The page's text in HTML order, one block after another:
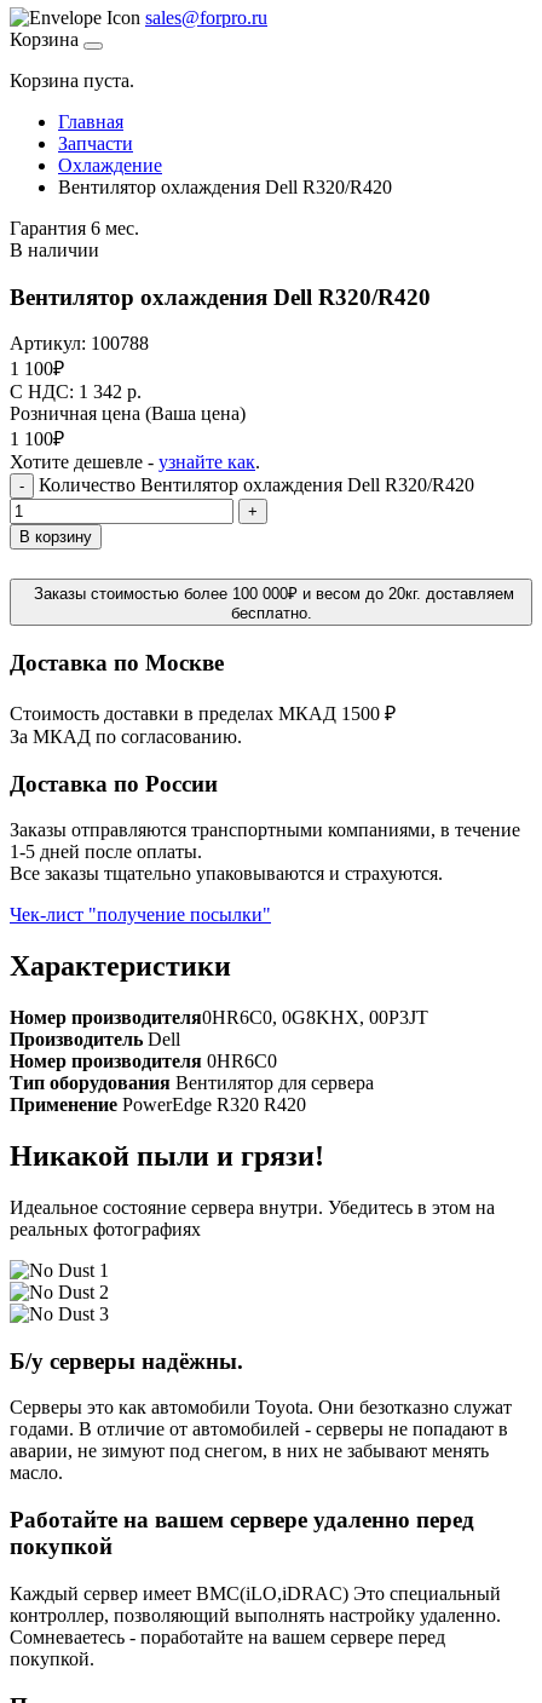
sales@forpro.ru
Корзина
Корзина пуста.
Главная
Запчасти
Охлаждение
Вентилятор охлаждения Dell R320/R420
Гарантия 6 мес.
В наличии
Вентилятор охлаждения Dell R320/R420
Артикул: 100788
1 100₽
C НДС: 1 342 р.
Розничная цена (Ваша цена)
1 100₽
Хотите дешевле - узнайте как.
- Количество Вентилятор охлаждения Dell R320/R420
+
В корзину
Заказы стоимостью более 100 000₽ и весом до 20кг. доставляем
бесплатно.
Доставка по Москве
Стоимость доставки в пределах МКАД 1500 ₽
За МКАД по согласованию.
Доставка по России
Заказы отправляются транспортными компаниями, в течение
1-5 дней после оплаты.
Все заказы тщательно упаковываются и страхуются.
Чек-лист "получение посылки"
Характеристики
Номер производителя0HR6C0, 0G8KHX, 00P3JT
Производитель Dell
Номер производителя 0HR6C0
Тип оборудования Вентилятор для сервера
Применение PowerEdge R320 R420
Никакой пыли и грязи!
Идеальное состояние сервера внутри. Убедитесь в этом на
реальных фотографиях
Б/у серверы надёжны.
Серверы это как автомобили Toyota. Они безотказно служат
годами. В отличие от автомобилей - серверы не попадают в
аварии, не зимуют под снегом, в них не забывают менять
масло.
Работайте на вашем сервере удаленно перед
покупкой
Каждый сервер имеет BMC(iLO,iDRAC) Это специальный
контроллер, позволяющий выполнять настройку удаленно.
Сомневаетесь - поработайте на вашем сервере перед
покупкой.